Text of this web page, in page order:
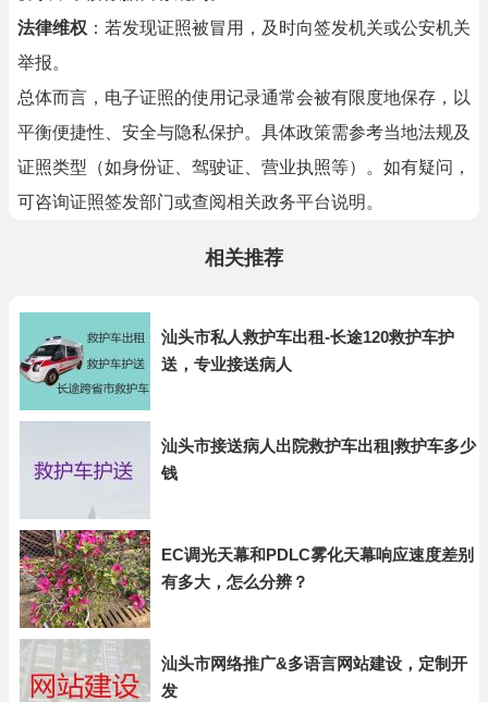
法律维权 ：若发现证照被冒用，及时向签发机关或公安机关
举报。
总体而言，电子证照的使用记录通常会被有限度地保存，以
平衡便捷性、安全与隐私保护。具体政策需参考当地法规及
证照类型（如身份证、驾驶证、营业执照等）。如有疑问，
可咨询证照签发部门或查阅相关政务平台说明。
相关推荐
汕头市私人救护车出租-长途120救护车护
送，专业接送病人
汕头市接送病人出院救护车出租|救护车多少
钱
EC调光天幕和PDLC雾化天幕响应速度差别
有多大，怎么分辨？
汕头市网络推广&多语言网站建设，定制开
发